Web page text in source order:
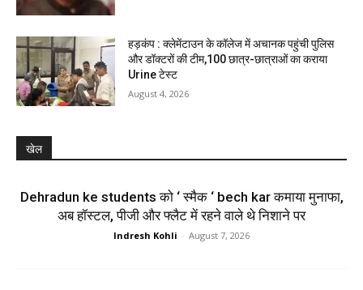
हड़कंप : क्लेमेंटाउन के कॉलेज में अचानक पहुंची पुलिस
और डॉक्टरों की टीम,100 छात्र-छात्राओं का कराया
Urine टेस्ट
August 4, 2026
खेल
Dehradun ke students को ‘ स्मैक ‘ bech kar कमाया मुनाफा,
अब हॉस्टल, पीजी और फ्लैट में रहने वाले थे निशाने पर
Indresh Kohli - August 7, 2026